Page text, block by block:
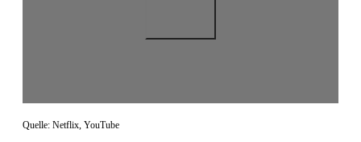
Quelle: Netflix, YouTube